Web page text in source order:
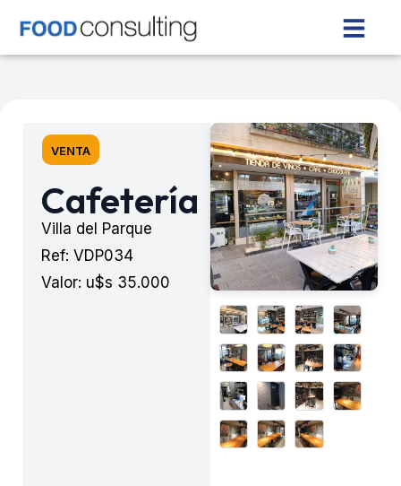
VENTA
Cafetería
Villa del Parque
Ref: VDP034
Valor: u$s 35.000